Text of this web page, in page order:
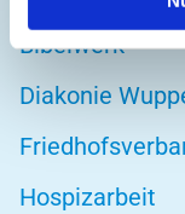
Bibelwerk
Diakonie
Hospizarbeit